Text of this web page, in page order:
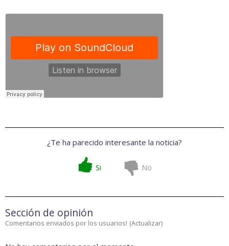
¿Te ha parecido interesante la noticia?
Si No
Sección de opinión
Comentarios enviados por los usuarios! (Actualizar)